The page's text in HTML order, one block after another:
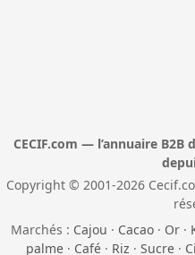
CECIF.com — l’annuaire
Copyright © 2001-2026
Marchés : Cajou · Cacao · Or ·
palme· Café· Riz · Sucre·